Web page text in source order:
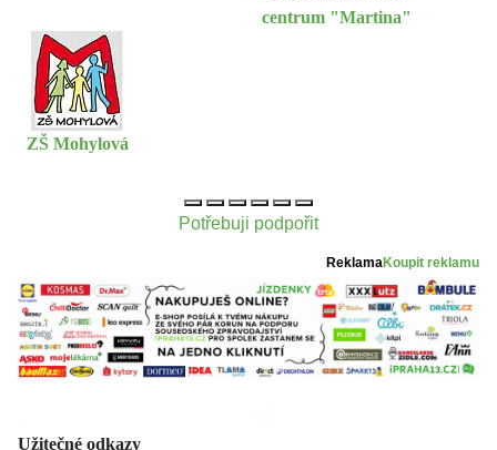
centrum "Martina"
ZŠ Mohylová
Potřebuji podpořit
ReklamaKoupit reklamu
Užitečné odkazy